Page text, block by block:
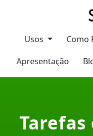
Usos Como
Apresentação